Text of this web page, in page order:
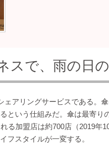
スで、雨の日
ェアリングサービスである。
という仕組みだ。傘は最寄
る加盟店は約700店（2019
フスタイルが一変する。